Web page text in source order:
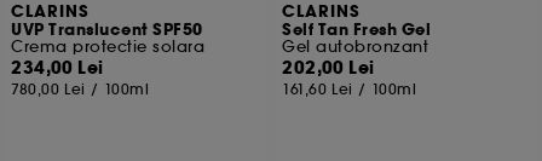
CLARINS
UVP Translucent SPF50
Crema protectie solara
234,00 Lei
780,00 Lei / 100ml
CLARINS
Self Tan Fresh Gel
Gel autobronzant
202,00 Lei
161,60 Lei / 100ml